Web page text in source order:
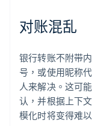
对账混乱
银行转账不附带
号，或使用昵称
人来解决。这可
认，并根据上下
模化时将变得难